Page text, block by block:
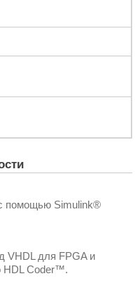
помощью Simulink®
VHDL для FPGA и
HDL Coder™.